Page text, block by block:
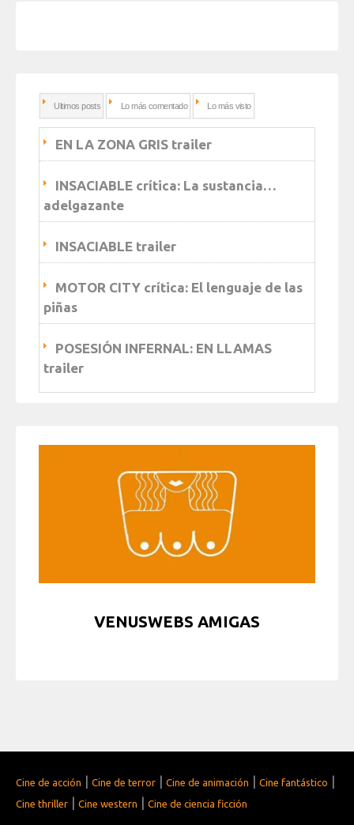
Ultimos posts Lo más comentado Lo más visto
EN LA ZONA GRIS trailer
INSACIABLE crítica: La sustancia…
adelgazante
INSACIABLE trailer
MOTOR CITY crítica: El lenguaje de las
piñas
POSESIÓN INFERNAL: EN LLAMAS
trailer
VENUSWEBS AMIGAS
Cine de acción | Cine de terror | Cine de animación | Cine fantástico |
Cine thriller | Cine western | Cine de ciencia ficción